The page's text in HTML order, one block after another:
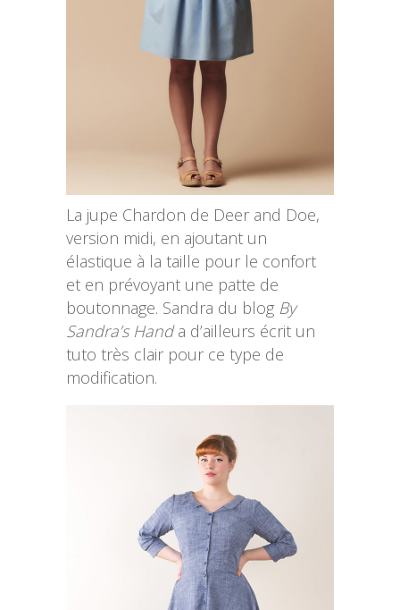
La jupe Chardon de Deer and Doe,
version midi, en ajoutant un
élastique à la taille pour le confort
et en prévoyant une patte de
boutonnage. Sandra du blog By
Sandra’s Handa d’ailleurs écrit un
tuto très clair pour ce type de
modification.